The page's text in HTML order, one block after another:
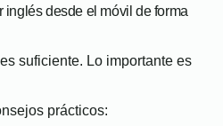
desde el móvil de forma
suficiente. Lo importante es
prácticos: